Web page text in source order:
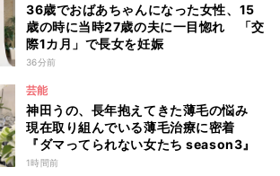
36歳でおばあちゃんになった女性、15
歳の時に当時27歳の夫に一目惚れ 「交
際1カ月」で長女を妊娠
36分前
芸能
神田うの、長年抱えてきた薄毛の悩み
現在取り組んでいる薄毛治療に密着
『ダマってられない女たち season3』
1時間前